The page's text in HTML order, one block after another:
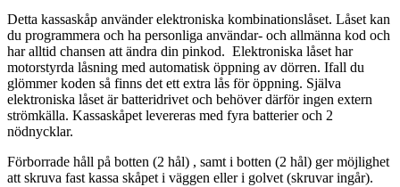
Detta kassaskåp använder elektroniska kombinationslåset. Låset kan
du programmera och ha personliga användar- och allmänna kod och
har alltid chansen att ändra din pinkod. Elektroniska låset har
motorstyrda låsning med automatisk öppning av dörren. Ifall du
glömmer koden så finns det ett extra lås för öppning. Själva
elektroniska låset är batteridrivet och behöver därför ingen extern
strömkälla. Kassaskåpet levereras med fyra batterier och 2
nödnycklar.
Förborrade håll på botten (2 hål) , samt i botten (2 hål) ger möjlighet
att skruva fast kassa skåpet i väggen eller i golvet (skruvar ingår).